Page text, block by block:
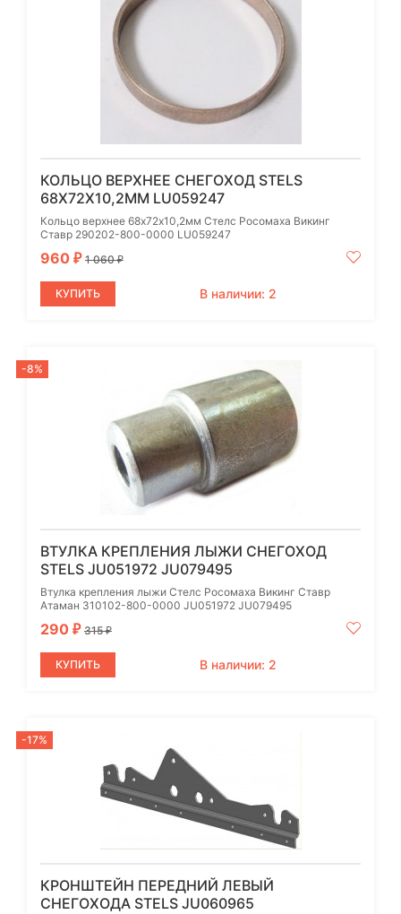
КОЛЬЦО ВЕРХНЕЕ СНЕГОХОД STELS
68Х72Х10,2ММ LU059247
Кольцо верхнее 68х72х10,2мм Стелс Росомаха Викинг
Ставр 290202-800-0000 LU059247
960 ₽ 1 060₽
КУПИТЬ В наличии: 2
-8%
ВТУЛКА КРЕПЛЕНИЯ ЛЫЖИ СНЕГОХОД
STELS JU051972 JU079495
Втулка крепления лыжи Стелс Росомаха Викинг Ставр
Атаман 310102-800-0000 JU051972 JU079495
290 ₽ 315₽
КУПИТЬ В наличии: 2
-17%
КРОНШТЕЙН ПЕРЕДНИЙ ЛЕВЫЙ
СНЕГОХОДА STELS JU060965